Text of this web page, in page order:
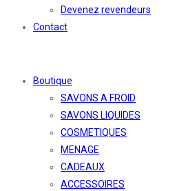
Devenez revendeurs
Contact
Boutique
SAVONS A FROID
SAVONS LIQUIDES
COSMETIQUES
MENAGE
CADEAUX
ACCESSOIRES